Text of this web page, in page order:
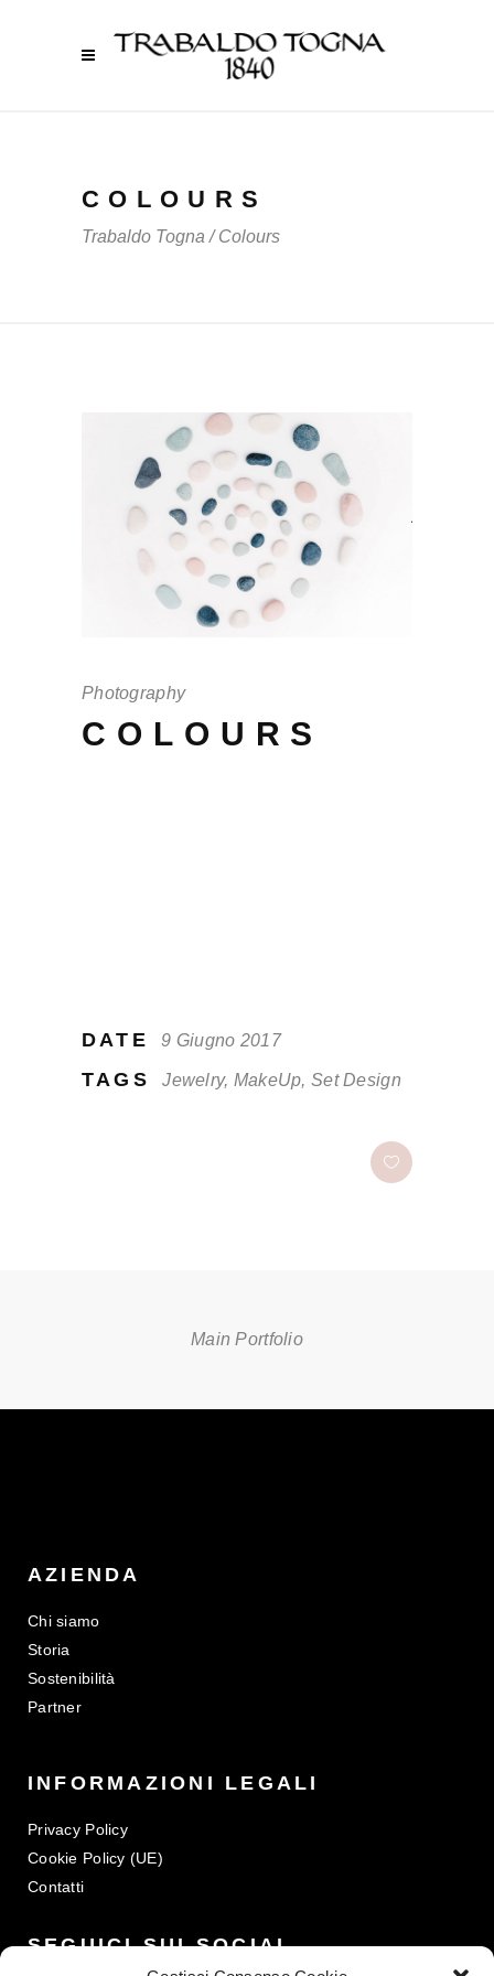
COLOURS
Trabaldo Togna /Colours
Photography
COLOURS
DATE 9 Giugno 2017
TAGS Jewelry, MakeUp, Set Design
Main Portfolio
AZIENDA
Chi siamo
Storia
Sostenibilità
Partner
INFORMAZIONI LEGALI
Privacy Policy
Cookie Policy (UE)
Contatti
SEGUICI SUI SOCIAL